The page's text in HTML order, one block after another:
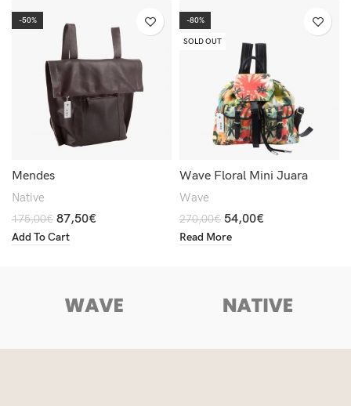
-50%
Mendes
Native
175,00€ 87,50€
Add To Cart
-80%
SOLD OUT
Wave Floral Mini Juara
Wave
270,00€ 54,00€
Read More